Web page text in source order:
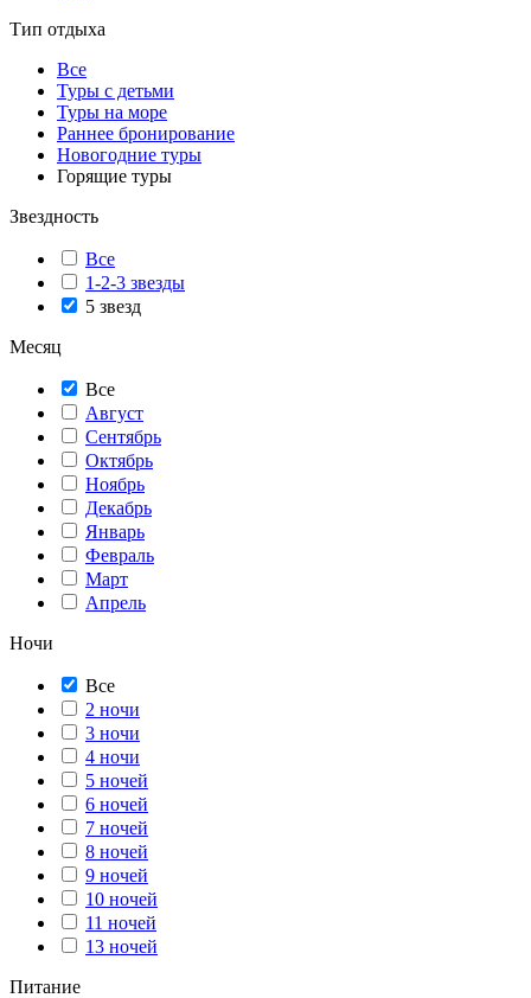
Тип отдыха
Все
Туры с детьми
Туры на море
Раннее бронирование
Новогодние туры
Горящие туры
Звездность
Все
1-2-3 звезды
5 звезд
Месяц
Все
Август
Сентябрь
Октябрь
Ноябрь
Декабрь
Январь
Февраль
Март
Апрель
Ночи
Все
2 ночи
3 ночи
4 ночи
5 ночей
6 ночей
7 ночей
8 ночей
9 ночей
10 ночей
11 ночей
13 ночей
Питание